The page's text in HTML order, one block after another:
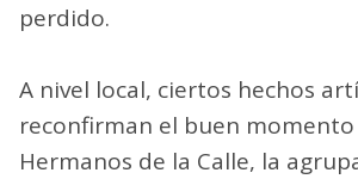
perdido.
A nivel local, ciertos hechos
reconfirman el buen
Hermanos de la Calle, la